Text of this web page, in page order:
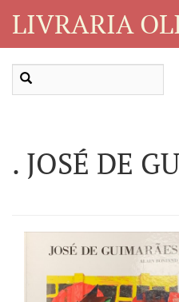
LIVRARIA
. JOSÉ DE